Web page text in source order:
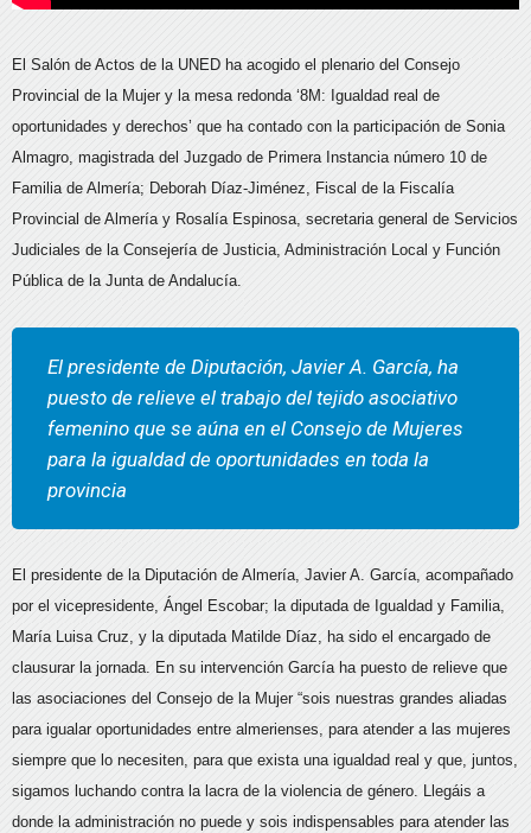
El Salón de Actos de la UNED ha acogido el plenario del Consejo
Provincial de la Mujer y la mesa redonda ‘8M: Igualdad real de
oportunidades y derechos’ que ha contado con la participación de Sonia
Almagro, magistrada del Juzgado de Primera Instancia número 10 de
Familia de Almería; Deborah Díaz-Jiménez, Fiscal de la Fiscalía
Provincial de Almería y Rosalía Espinosa, secretaria general de Servicios
Judiciales de la Consejería de Justicia, Administración Local y Función
Pública de la Junta de Andalucía.
El presidente de Diputación, Javier A. García, ha
puesto de relieve el trabajo del tejido asociativo
femenino que se aúna en el Consejo de Mujeres
para la igualdad de oportunidades en toda la
provincia
El presidente de la Diputación de Almería, Javier A. García, acompañado
por el vicepresidente, Ángel Escobar; la diputada de Igualdad y Familia,
María Luisa Cruz, y la diputada Matilde Díaz, ha sido el encargado de
clausurar la jornada. En su intervención García ha puesto de relieve que
las asociaciones del Consejo de la Mujer “sois nuestras grandes aliadas
para igualar oportunidades entre almerienses, para atender a las mujeres
siempre que lo necesiten, para que exista una igualdad real y que, juntos,
sigamos luchando contra la lacra de la violencia de género. Llegáis a
donde la administración no puede y sois indispensables para atender las